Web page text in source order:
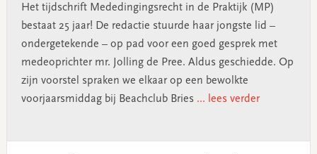
Het tijdschrift Mededingingsrecht in de Praktijk (MP)
bestaat 25 jaar! De redactie stuurde haar jongste lid –
ondergetekende – op pad voor een goed gesprek met
medeoprichter mr. Jolling de Pree. Aldus geschiedde. Op
zijn voorstel spraken we elkaar op een bewolkte
voorjaarsmiddag bij Beachclub Bries ... lees verder